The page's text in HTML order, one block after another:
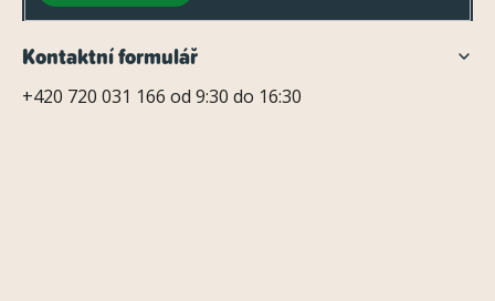
Kontaktní formulář
+420 720 031 166 od 9:30 do 16:30